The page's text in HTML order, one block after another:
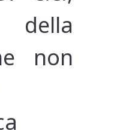
della
non